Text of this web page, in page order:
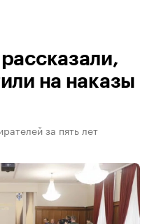
на наказы
за пять лет